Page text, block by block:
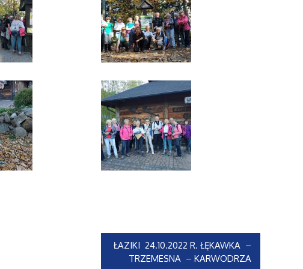
ŁAZIKI 24.10.2022 R. ŁĘKAWKA –
TRZEMESNA – KARWODRZA